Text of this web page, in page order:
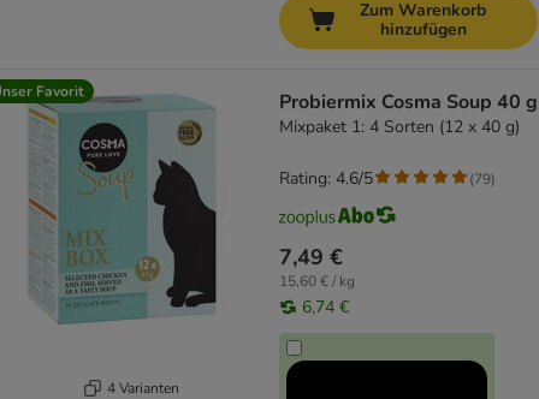
Zum Warenkorb
hinzufügen
Favorit
4 Varianten
Probiermix Cosma Soup 40 g
Mixpaket 1: 4 Sorten (12 x 40 g)
7,49 €
15,60 € / kg
6,74 €
Rating: 4.6/5 (79)